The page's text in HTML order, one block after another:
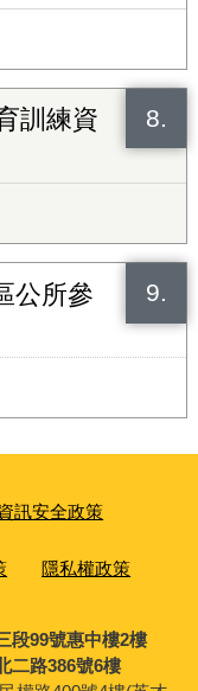
8.
訓練資
9.
公所參
訊安全政策
隱私權政策
段99號惠中樓2樓
二路386號6樓